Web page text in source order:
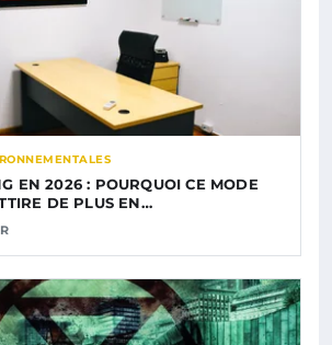
EN 2026 : POURQUOI CE MODE
DE PLUS EN…